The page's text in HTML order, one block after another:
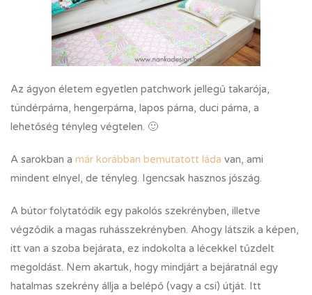
Az ágyon életem egyetlen patchwork jellegű takarója,
tündérpárna, hengerpárna, lapos párna, duci párna, a
lehetőség tényleg végtelen. 🙂
A sarokban a már korábban bemutatott láda van, ami
mindent elnyel, de tényleg. Igencsak hasznos jószág.
A bútor folytatódik egy pakolós szekrényben, illetve
végződik a magas ruhásszekrényben. Ahogy látszik a képen,
itt van a szoba bejárata, ez indokolta a lécekkel tűzdelt
megoldást. Nem akartuk, hogy mindjárt a bejáratnál egy
hatalmas szekrény állja a belépő (vagy a csí) útját. Itt